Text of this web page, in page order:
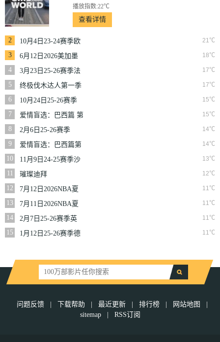
播放指数:22℃
查看详情
2 21℃
10月4日23-24赛季欧
冠小组赛第2轮那不
勒斯VS皇家马德里
3 18℃
6月12日2026美加墨
世界杯小组赛韩国VS
捷克
4 17℃
3月23日25-26赛季法
甲第27轮雷恩VS梅斯
5 17℃
终极伐木达人第一季
6
15℃
10月24日25-26赛季
NBA常规赛掘金VS
勇士
7 15℃
爱情盲选：巴西篇 第
二季
8 14℃
2月6日25-26赛季
NBA常规赛篮网VS
魔术
9 14℃
爱情盲选：巴西篇第
二季
10 13℃
11月9日24-25赛季沙
联第10轮利雅得体育
VS利雅得胜利
11 12℃
璀璨迪拜
12
11℃
7月12日2026NBA夏
季联赛尼克斯VS马刺
13 11℃
7月11日2026NBA夏
季联赛公牛VS灰熊
14 11℃
2月7日25-26赛季英
超第25轮伯恩利VS西
汉姆联
15 11℃
1月12日25-26赛季德
问题反馈 下载帮助 最近更新 排行榜 网站地图
sitemap
RSS订阅